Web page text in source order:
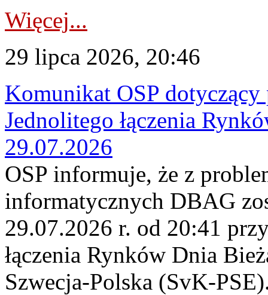
Więcej...
29 lipca 2026, 20:46
Komunikat OSP
Jednolitego łączenia
29.07.2026
OSP informuje, że z
informatycznych DBAG
29.07.2026 r. od 20:41
łączenia Rynków Dnia
Szwecja-Polska (SvK-